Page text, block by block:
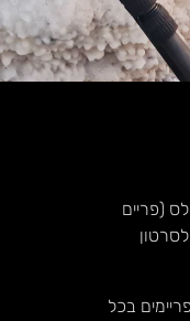
(פריים
רגיל מצלמים עשרות (24/30/60..) פריימים בכל